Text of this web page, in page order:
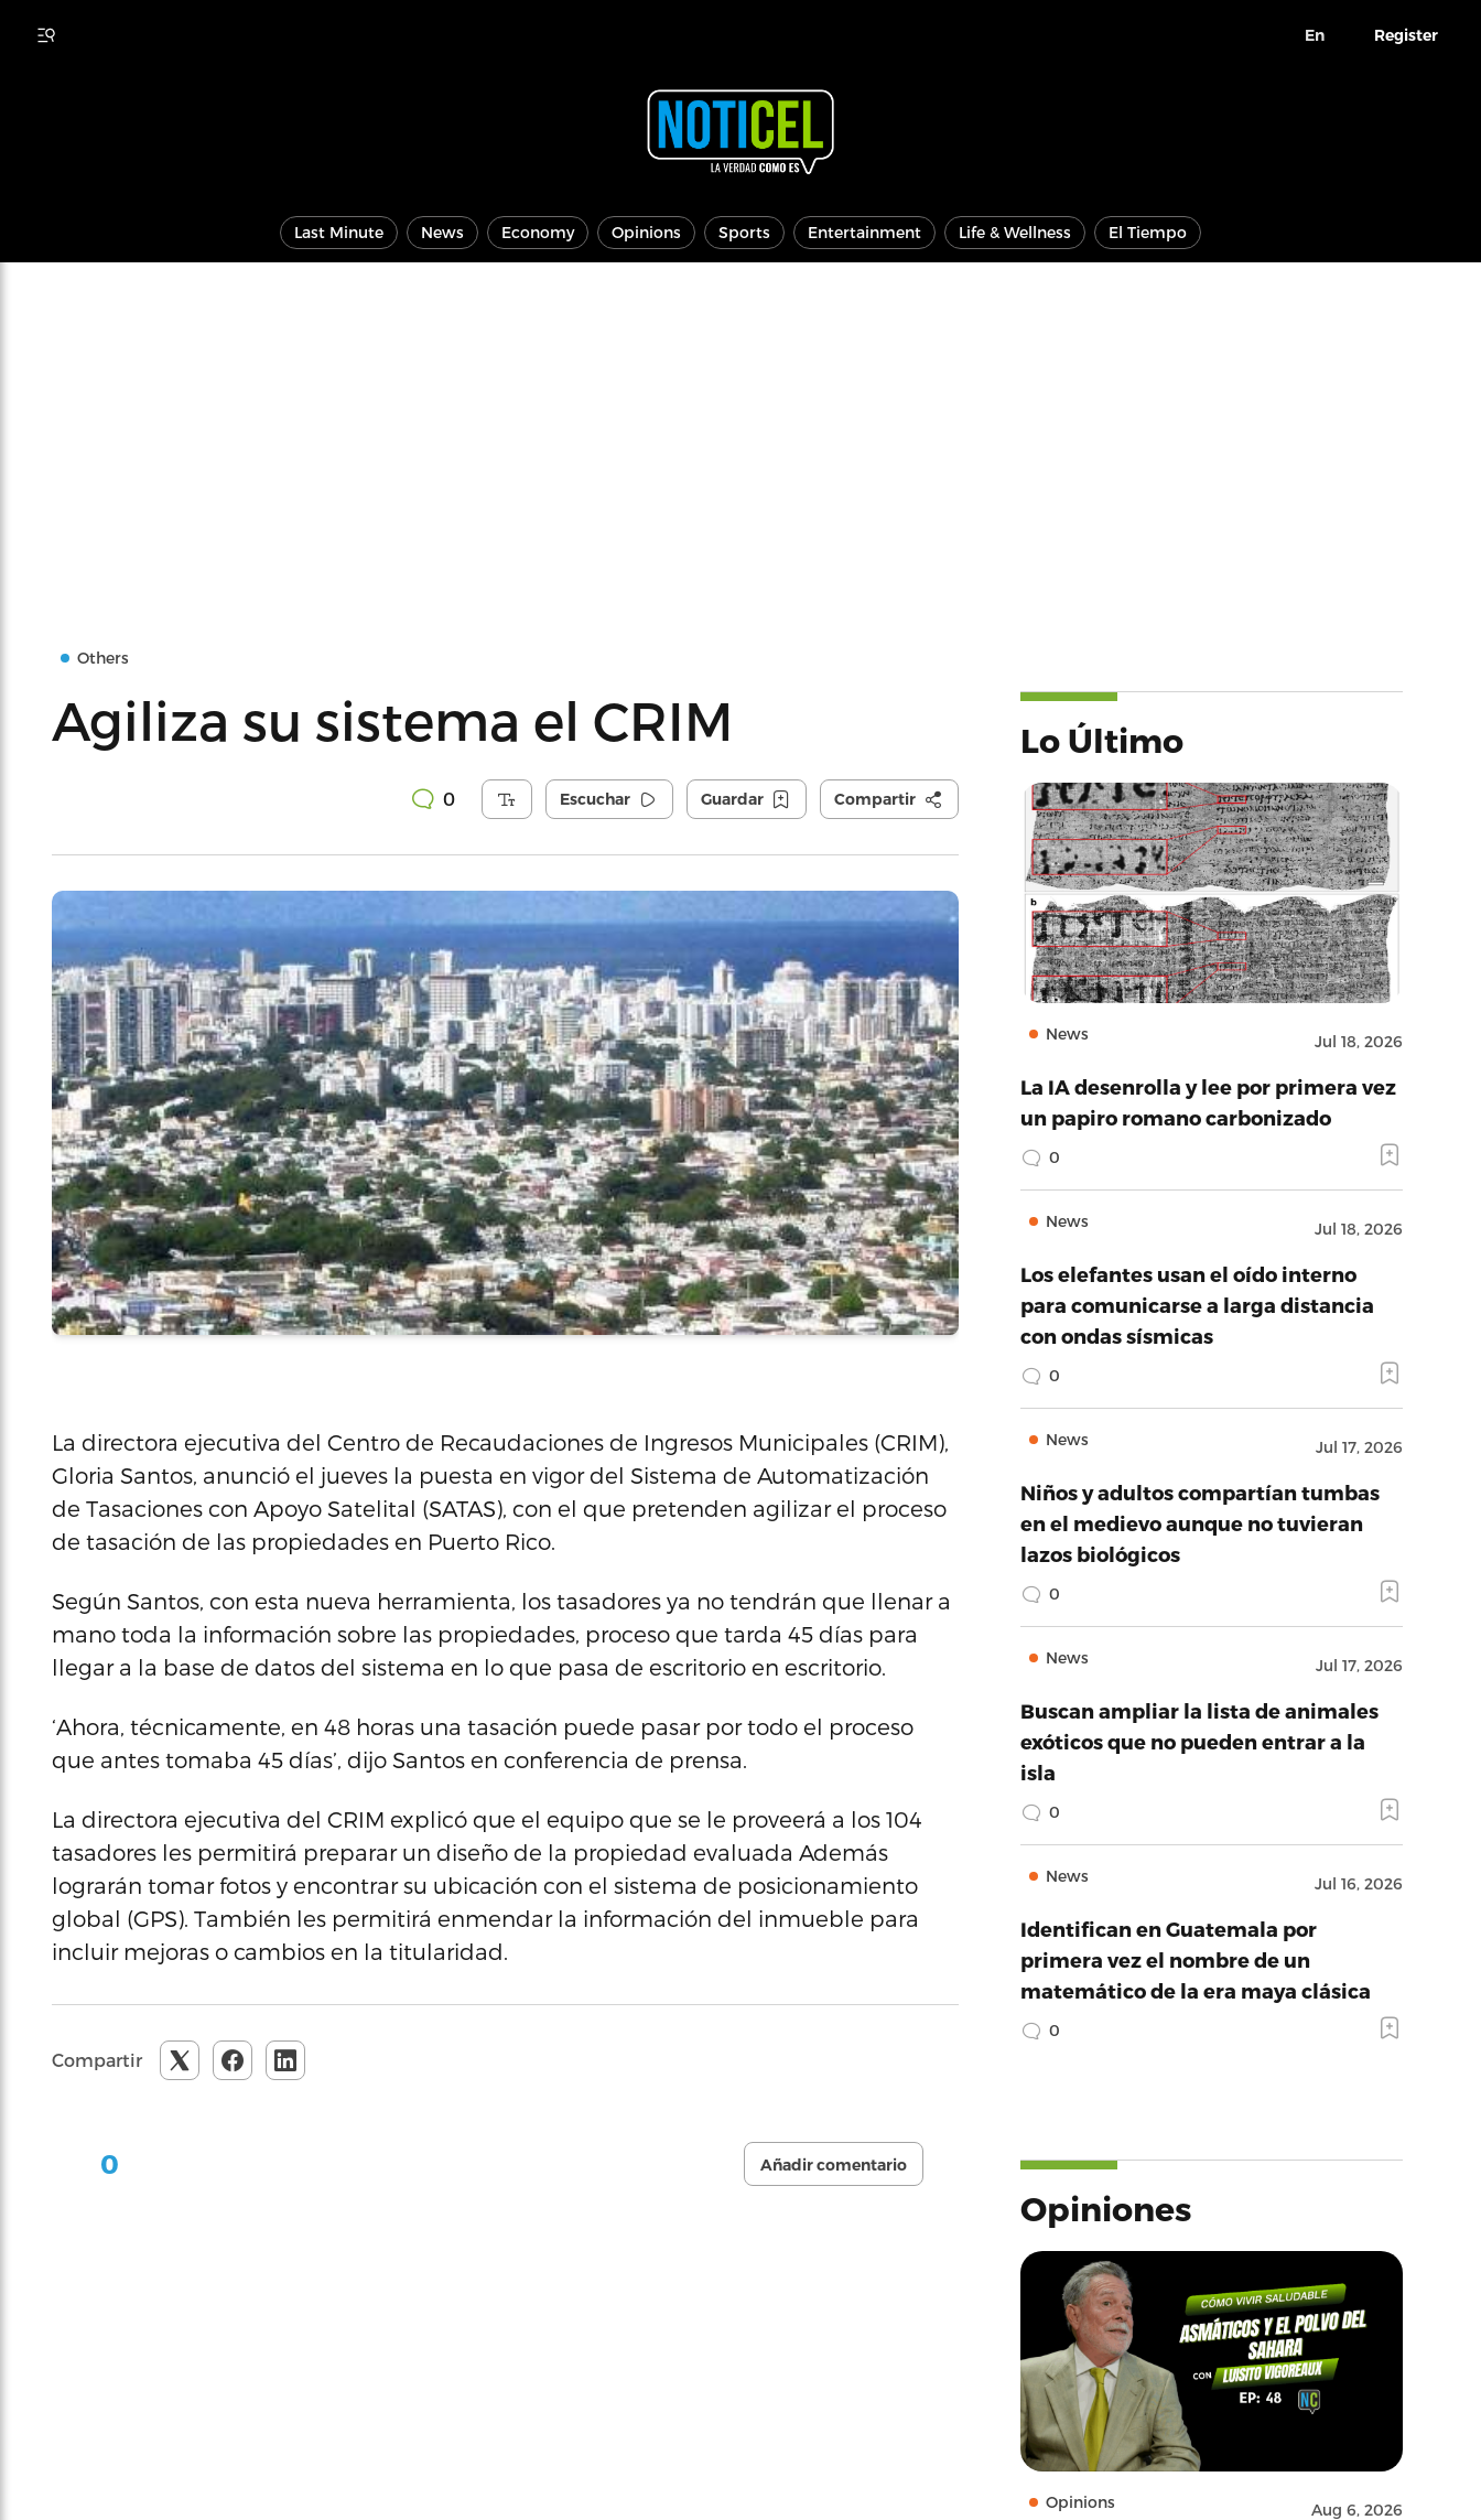
En Register
Last Minute News Economy Opinions Sports Entertainment Life & Wellness El Tiempo
Others
Agiliza su sistema el CRIM
0 Escuchar Guardar Compartir
La directora ejecutiva del Centro de Recaudaciones de Ingresos Municipales (CRIM),
Gloria Santos, anunció el jueves la puesta en vigor del Sistema de Automatización
de Tasaciones con Apoyo Satelital (SATAS), con el que pretenden agilizar el proceso
de tasación de las propiedades en Puerto Rico.
Según Santos, con esta nueva herramienta, los tasadores ya no tendrán que llenar a
mano toda la información sobre las propiedades, proceso que tarda 45 días para
llegar a la base de datos del sistema en lo que pasa de escritorio en escritorio.
‘Ahora, técnicamente, en 48 horas una tasación puede pasar por todo el proceso
que antes tomaba 45 días’, dijo Santos en conferencia de prensa.
La directora ejecutiva del CRIM explicó que el equipo que se le proveerá a los 104
tasadores les permitirá preparar un diseño de la propiedad evaluada Además
lograrán tomar fotos y encontrar su ubicación con el sistema de posicionamiento
global (GPS). También les permitirá enmendar la información del inmueble para
incluir mejoras o cambios en la titularidad.
Compartir
0 Añadir comentario
Lo Último
News Jul 18, 2026
La IA desenrolla y lee por primera vez
un papiro romano carbonizado
0
News Jul 18, 2026
Los elefantes usan el oído interno
para comunicarse a larga distancia
con ondas sísmicas
0
News Jul 17, 2026
Niños y adultos compartían tumbas
en el medievo aunque no tuvieran
lazos biológicos
0
News Jul 17, 2026
Buscan ampliar la lista de animales
exóticos que no pueden entrar a la
isla
0
News Jul 16, 2026
Identifican en Guatemala por
primera vez el nombre de un
matemático de la era maya clásica
0
Opiniones
Opinions Aug 6, 2026